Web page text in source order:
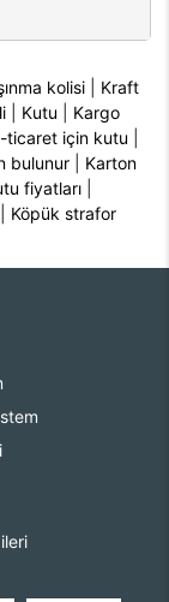
kolisi
Kraft
Kutu
Kargo
ticaret için kutu
bulunur
Karton
fiyatları
Köpük strafor